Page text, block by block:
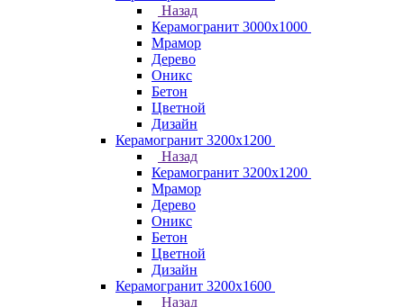
Назад
Керамогранит 3000х1000
Мрамор
Дерево
Оникс
Бетон
Цветной
Дизайн
Керамогранит 3200х1200
Назад
Керамогранит 3200х1200
Мрамор
Дерево
Оникс
Бетон
Цветной
Дизайн
Керамогранит 3200х1600
Назад